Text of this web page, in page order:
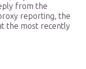
from the
reporting, the
the most recently